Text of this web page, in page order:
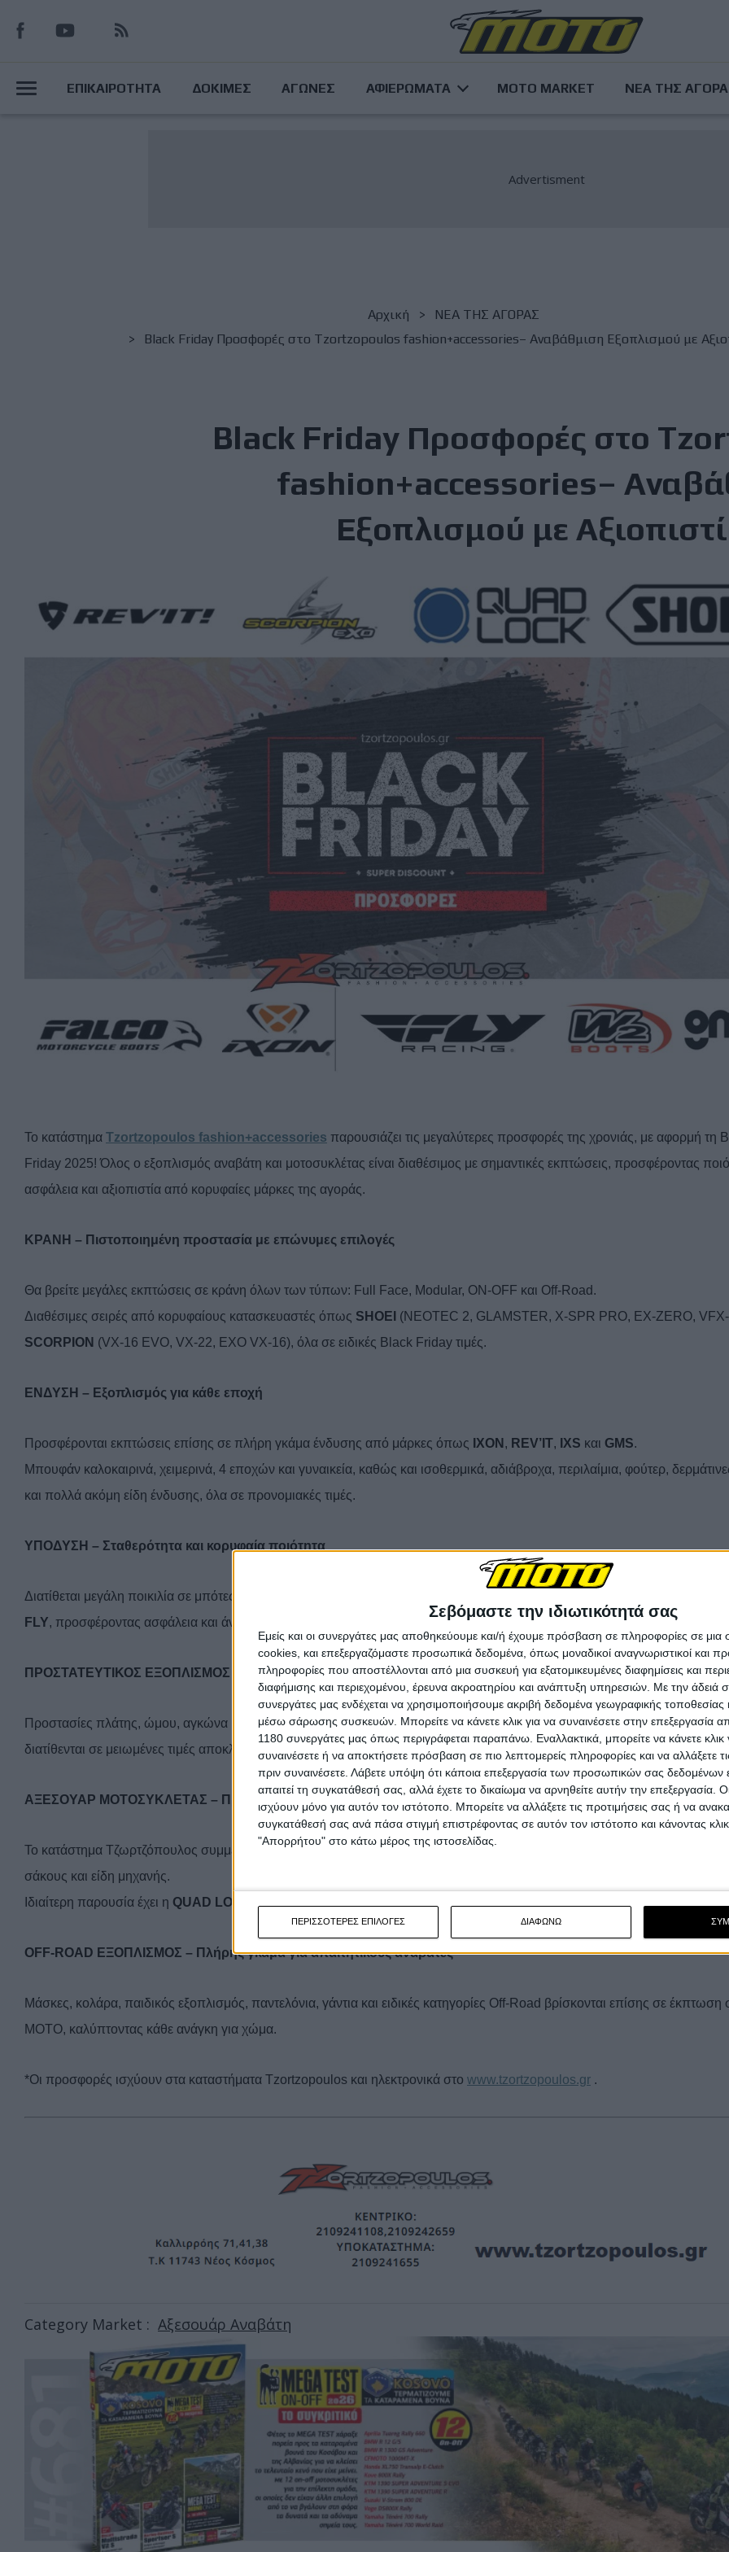
Σεβόμαστε την ιδιωτικότητά σας
Εμείς και οι συνεργάτες μας αποθηκεύουμε και/ή έχουμε πρόσβαση σε πληροφορίες σε
cookies, και επεξεργαζόμαστε προσωπικά δεδομένα, όπως μοναδικοί αναγνωριστικοί και
πληροφορίες που αποστέλλονται από μια συσκευή για εξατομικευμένες διαφημίσεις και
διαφήμισης και περιεχομένου, έρευνα ακροατηρίου και ανάπτυξη υπηρεσιών. Με την άδειά
συνεργάτες μας ενδέχεται να χρησιμοποιήσουμε ακριβή δεδομένα γεωγραφικής τοποθεσίας
μέσω σάρωσης συσκευών. Μπορείτε να κάνετε κλικ για να συναινέσετε στην επεξεργασία
1180 συνεργάτες μας όπως περιγράφεται παραπάνω. Εναλλακτικά, μπορείτε να κάνετε κλικ
συναινέσετε ή να αποκτήσετε πρόσβαση σε πιο λεπτομερείς πληροφορίες και να αλλάξετε
πριν συναινέσετε. Λάβετε υπόψη ότι κάποια επεξεργασία των προσωπικών σας δεδομένων
απαιτεί τη συγκατάθεσή σας, αλλά έχετε το δικαίωμα να αρνηθείτε αυτήν την επεξεργασία.
ισχύουν μόνο για αυτόν τον ιστότοπο. Μπορείτε να αλλάξετε τις προτιμήσεις σας ή να
συγκατάθεσή σας ανά πάσα στιγμή επιστρέφοντας σε αυτόν τον ιστότοπο και κάνοντας
"Απορρήτου" στο κάτω μέρος της ιστοσελίδας.
ΠΕΡΙΣΣΟΤΕΡΕΣ ΕΠΙΛΟΓΕΣ ΔΙΑΦΩΝΩ
προς
κυρίως
MainΕΠΙΚΑΙΡΟΤΗΤΑ ΔΟΚΙΜΕΣ ΑΓΩΝΕΣ ΑΦΙΕΡΩΜΑΤΑ MOTO MARKET ΝΕΑ ΤΗΣ
Αρχική
NΕΑ ΤΗΣ ΑΓΟΡΑΣ
Black Friday Προσφορές στο Tzortzopoulos fashion+accessories– Αναβάθμιση Εξοπλισμού με
Black Friday Προσφορές στο
fashion+accessories–
Εξοπλισμού με
Το κατάστημα Tzortzopoulos fashion+accessories παρουσιάζει τις μεγαλύτερες προσφορές της χρονιάς, με αφορμή τη
Friday 2025! Όλος ο εξοπλισμός αναβάτη και μοτοσυκλέτας είναι διαθέσιμος με σημαντικές εκπτώσεις, προσφέροντας
ασφάλεια και αξιοπιστία από κορυφαίες μάρκες της αγοράς.
ΚΡΑΝΗ – Πιστοποιημένη προστασία με επώνυμες επιλογές
Θα βρείτε μεγάλες εκπτώσεις σε κράνη όλων των τύπων: Full Face, Modular, ON-OFF και Off-Road.
Διαθέσιμες σειρές από κορυφαίους κατασκευαστές όπως SHOEI (NEOTEC 2, GLAMSTER, X-SPR PRO, EX-ZERO, VFX-
SCORPION (VX-16 EVO, VX-22, EXO VX-16), όλα σε ειδικές Black Friday τιμές.
ΕΝΔΥΣΗ – Εξοπλισμός για κάθε εποχή
Προσφέρονται εκπτώσεις επίσης σε πλήρη γκάμα ένδυσης από μάρκες όπως IXON , REV’IT, IXS και GMS.
Μπουφάν καλοκαιρινά, χειμερινά, 4 εποχών και γυναικεία, καθώς και ισοθερμικά, αδιάβροχα, περιλαίμια, φούτερ,
και πολλά ακόμη είδη ένδυσης, όλα σε προνομιακές τιμές.
ΥΠΟΔΥΣΗ – Σταθερότητα και κορυφαία ποιότητα
Διατίθεται μεγάλη ποικιλία σε μπότες και παπούτσια Urban, Touring, Off-Road και Casual από μάρκες όπως
FLY, προσφέροντας ασφάλεια και άνεση σε κάθε διαδρομή. Όλα τα είδη υπόδησης συμμετέχουν στις Black Friday
ΠΡΟΣΤΑΤΕΥΤΙΚΟΣ ΕΞΟΠΛΙΣΜΟΣ – Εξειδικευμένες λύσεις
Προστασίες πλάτης, ώμου, αγκώνα και γονάτου, γιλέκα και αερόσακοι, καθώς και κορυφαίος off-road εξοπλισμός από
διατίθενται σε μειωμένες τιμές αποκλειστικά από τον Τζωρτζόπουλο.
ΑΞΕΣΟΥΑΡ ΜΟΤΟΣΥΚΛΕΤΑΣ – Πρακτικότητα και αντοχή
Το κατάστημα Τζωρτζόπουλος συμμετέχει δυναμικά στις προσφορές με αξεσουάρ όπως ιμάντες, δίχτυα, καλύμματα,
σάκους και είδη μηχανής.
Ιδιαίτερη παρουσία έχει η QUAD LOCK
OFF-ROAD ΕΞΟΠΛΙΣΜΟΣ – Πλήρης γκάμα για απαιτητικούς αναβάτες
Μάσκες, κολάρα, παιδικός εξοπλισμός, παντελόνια, γάντια και ειδικές κατηγορίες Off-Road βρίσκονται επίσης σε έκπτωση
ΜΟΤΟ, καλύπτοντας κάθε ανάγκη για χώμα.
*Οι προσφορές ισχύουν στα καταστήματα Tzortzopoulos και ηλεκτρονικά στο www.tzortzopoulos.gr .
Category Market : Αξεσουάρ Αναβάτη